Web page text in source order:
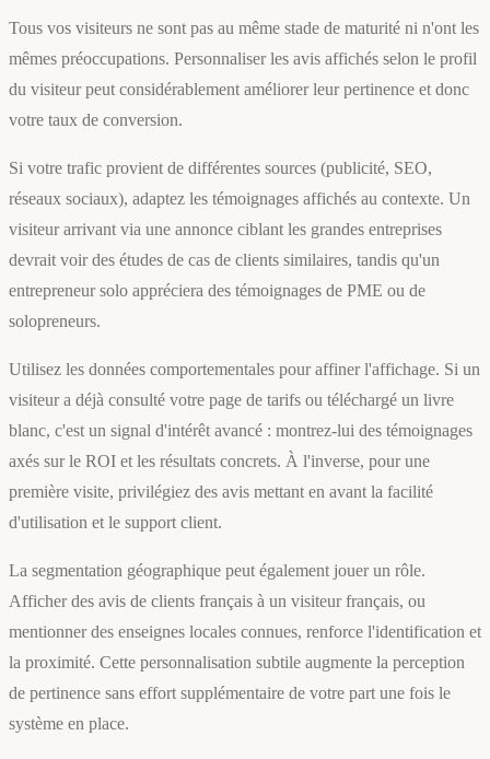
Tous vos visiteurs ne sont pas au même stade de maturité ni n'ont les
mêmes préoccupations. Personnaliser les avis affichés selon le profil
du visiteur peut considérablement améliorer leur pertinence et donc
votre taux de conversion.
Si votre trafic provient de différentes sources (publicité, SEO,
réseaux sociaux), adaptez les témoignages affichés au contexte. Un
visiteur arrivant via une annonce ciblant les grandes entreprises
devrait voir des études de cas de clients similaires, tandis qu'un
entrepreneur solo appréciera des témoignages de PME ou de
solopreneurs.
Utilisez les données comportementales pour affiner l'affichage. Si un
visiteur a déjà consulté votre page de tarifs ou téléchargé un livre
blanc, c'est un signal d'intérêt avancé : montrez-lui des témoignages
axés sur le ROI et les résultats concrets. À l'inverse, pour une
première visite, privilégiez des avis mettant en avant la facilité
d'utilisation et le support client.
La segmentation géographique peut également jouer un rôle.
Afficher des avis de clients français à un visiteur français, ou
mentionner des enseignes locales connues, renforce l'identification et
la proximité. Cette personnalisation subtile augmente la perception
de pertinence sans effort supplémentaire de votre part une fois le
système en place.